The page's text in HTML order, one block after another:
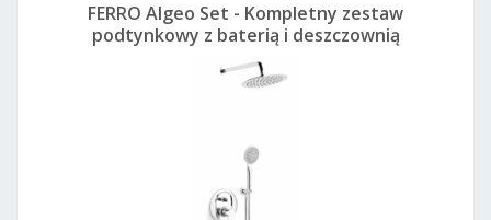
FERRO Algeo Set - Kompletny zestaw
podtynkowy z baterią i deszczownią
BAG7P-SET1-S